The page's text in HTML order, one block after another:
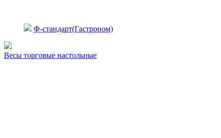
Ф-стандарт(Гастроном)
Весы торговые настольные